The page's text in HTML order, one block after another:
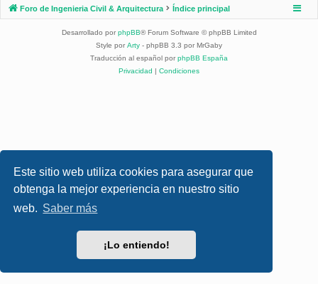
Este sitio web utiliza cookies para asegurar que
obtenga la mejor experiencia en nuestro sitio
web. Saber más
¡Lo entiendo!
Foro de Ingenieria Civil & Arquitectura Índice principal
Desarrollado por phpBB® Forum Software © phpBB Limited
Style por Arty - phpBB 3.3 por MrGaby
Traducción al español por phpBB España
Privacidad | Condiciones